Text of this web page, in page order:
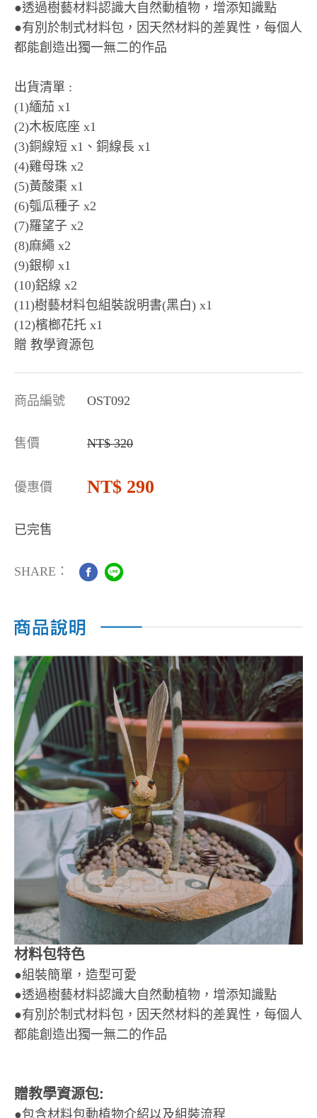
●透過樹藝材料認識大自然動植物，增添知識點
●有別於制式材料包，因天然材料的差異性，每個人
都能創造出獨一無二的作品
出貨清單 :
(1)緬茄 x1
(2)木板底座 x1
(3)銅線短 x1、銅線長 x1
(4)雞母珠 x2
(5)黃酸棗 x1
(6)瓠瓜種子 x2
(7)羅望子 x2
(8)麻繩 x2
(9)銀柳 x1
(10)鋁線 x2
(11)樹藝材料包組裝說明書(黑白) x1
(12)檳榔花托 x1
贈 教學資源包
商品編號 OST092
售價 320
優惠價 290
已完售
SHARE：
材料包特色
●組裝簡單，造型可愛
●透過樹藝材料認識大自然動植物，增添知識點
●有別於制式材料包，因天然材料的差異性，每個人
都能創造出獨一無二的作品
贈教學資源包:
●包含材料包動植物介紹以及組裝流程